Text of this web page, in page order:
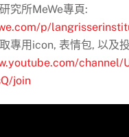
究所MeWe專頁:
p/
專用icon, 表情包, 以及
channel/
join